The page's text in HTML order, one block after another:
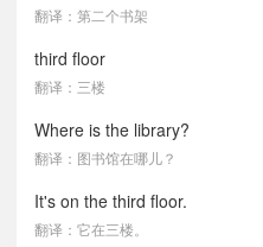
翻译：第二个书架
third floor
翻译：三楼
Where is the library?
翻译：图书馆在哪儿？
It's on the third floor.
翻译：它在三楼。